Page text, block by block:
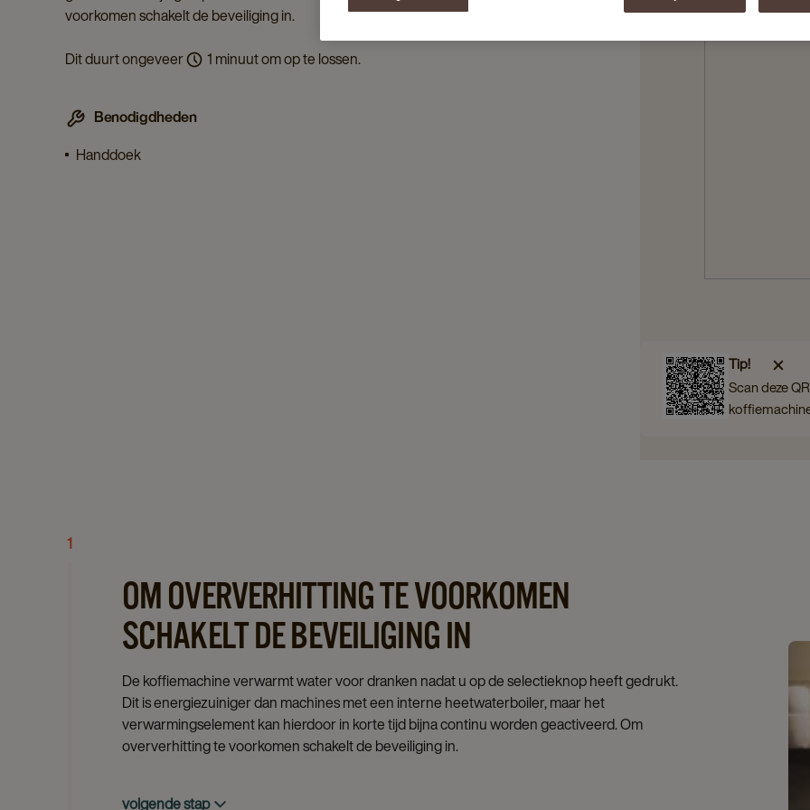
voorkomen schakelt de beveiliging in.
Dit duurt ongeveer
1 minuut om op te lossen.
Benodigdheden
Handdoek
Tip!
Scan deze
1
OM OVERVERHITTING TE VOORKOMEN
SCHAKELT DE BEVEILIGING IN
De koffiemachine verwarmt water voor dranken nadat u op de selectieknop heeft gedrukt.
Dit is energiezuiniger dan machines met een interne heetwaterboiler, maar het
verwarmingselement kan hierdoor in korte tijd bijna continu worden geactiveerd. Om
oververhitting te voorkomen schakelt de beveiliging in.
volgende stap